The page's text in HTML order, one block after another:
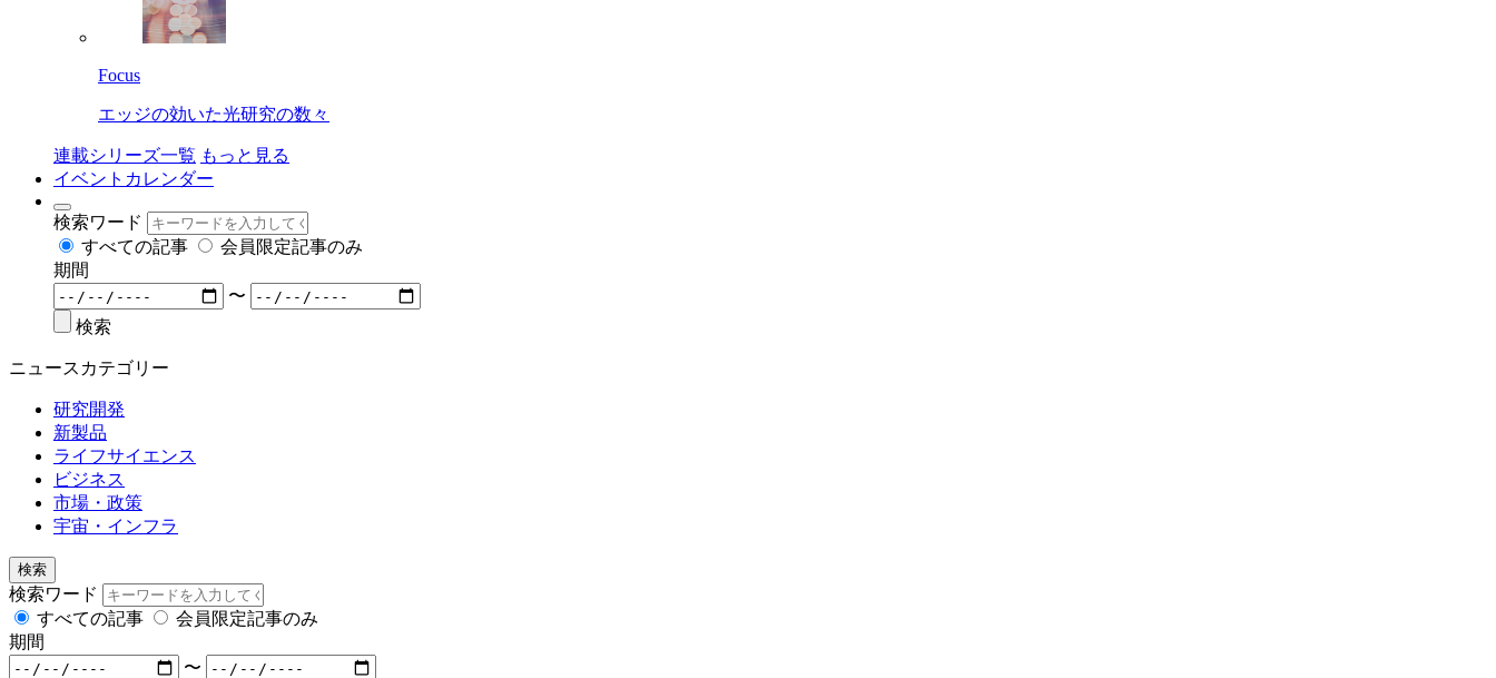
Focus
エッジの効いた光研究の数々
連載シリーズ一覧 もっと見る
イベントカレンダー
検索ワード
すべての記事
会員限定記事のみ
期間
〜
検索
ニュースカテゴリー
研究開発
新製品
ライフサイエンス
ビジネス
市場・政策
宇宙・インフラ
検索
検索ワード
すべての記事
会員限定記事のみ
期間
〜